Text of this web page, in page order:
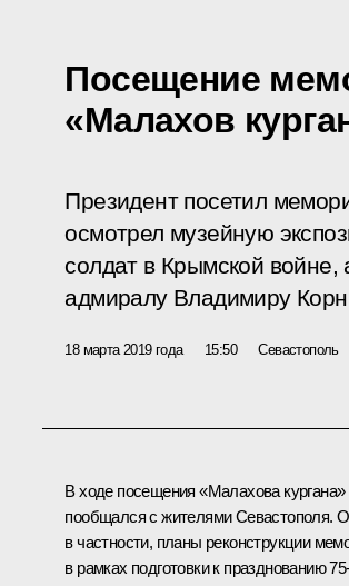
Посещение
«Малахов
Президент посетил
осмотрел музейную
солдат в Крымской войне,
адмиралу Владимиру
18 марта 2019 года 15:50 Севастополь
В ходе посещения «Малахова
пообщался с жителями Севастополя.
в частности, планы реконструкции
в рамках подготовки к празднованию